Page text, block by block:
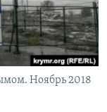
Ноябрь 2018